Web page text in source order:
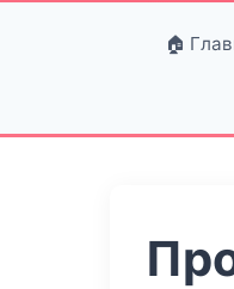
🏠